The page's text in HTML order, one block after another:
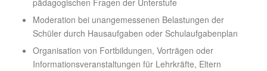
pädagogischen Fragen der Unterstufe
Moderation bei unangemessenen Belastungen der
Schüler durch Hausaufgaben oder Schulaufgabenplan
Organisation von Fortbildungen, Vorträgen oder
Informationsveranstaltungen für Lehrkräfte, Eltern